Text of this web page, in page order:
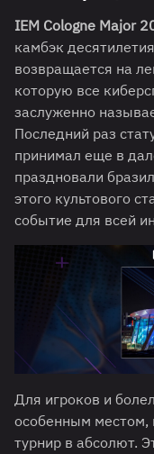
IEM Cologne Major
камбэк
возвращается на
которую все
заслуженно
Последний раз
принимал еще в
праздновали
этого культового
событие для всей
Для игроков и
особенным местом,
турнир в абсолют.